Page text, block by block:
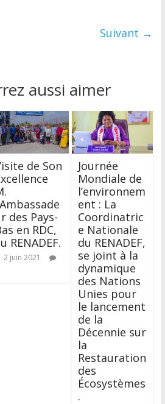
Suivant →
aussi aimer
de Son
des Pays-
en RDC,
RENADEF.
2 juin 2021
Journée
Mondiale de
l’environnem
ent : La
Coordinatric
e Nationale
du RENADEF,
se joint à la
dynamique
des Nations
Unies pour
le lancement
de la
Décennie sur
la
Restauration
des
Écosystèmes
.